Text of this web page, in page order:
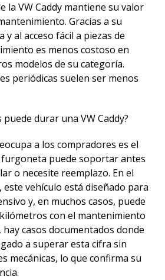
la VW Caddy mantiene su valor
Gracias a su
al acceso fácil a piezas de
es menos costoso en
modelos de su categoría.
periódicas suelen ser menos
durar una VW Caddy?
a los compradores es el
puede soportar antes
o necesite reemplazo. En el
este vehículo está diseñado para
y, en muchos casos, puede
con el mantenimiento
hay casos documentados donde
a superar esta cifra sin
mecánicas, lo que confirma su